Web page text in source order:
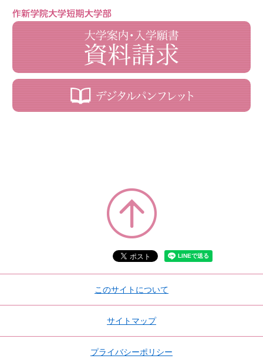
このサイトについて
サイトマップ
プライバシーポリシー